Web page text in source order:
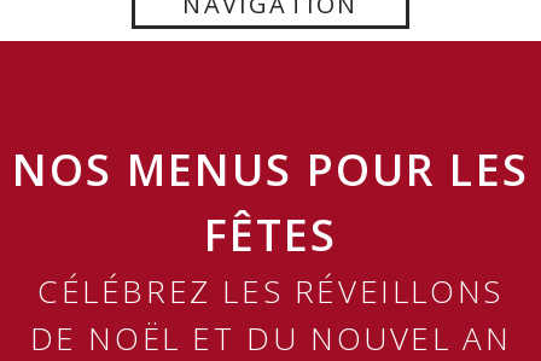
NOS MENUS POUR LES
FÊTES
CÉLÉBREZ LES RÉVEILLONS
DE NOËL ET DU NOUVEL AN